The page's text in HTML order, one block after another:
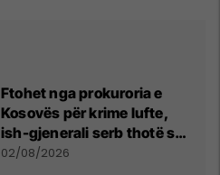
Ftohet nga prokuroria e
Kosovës për krime lufte,
ish-gjenerali serb thotë se
dikush e tradhtoi në
02/08/2026